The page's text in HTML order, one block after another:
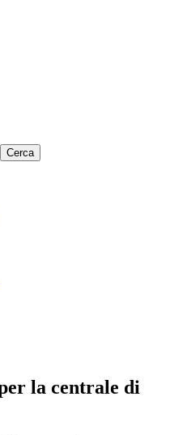
Cerca
la centrale di